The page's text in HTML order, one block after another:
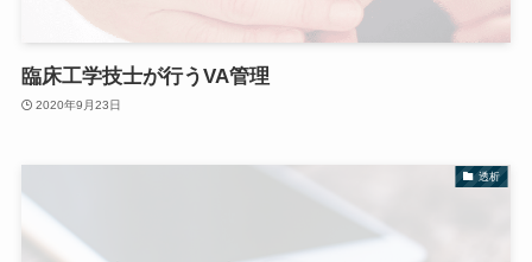
臨床工学技士が行うVA管理
2020年9月23日
透析